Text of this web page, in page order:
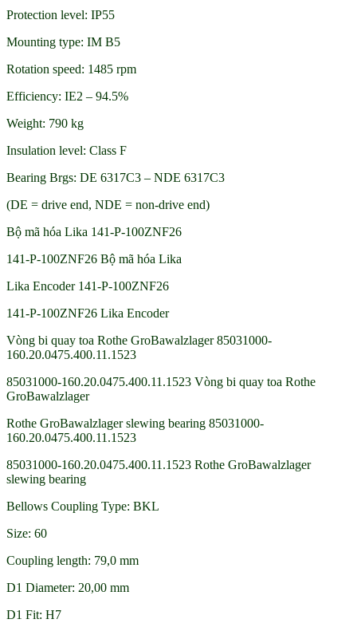
Protection level: IP55
Mounting type: IM B5
Rotation speed: 1485 rpm
Efficiency: IE2 – 94.5%
Weight: 790 kg
Insulation level: Class F
Bearing Brgs: DE 6317C3 – NDE 6317C3
(DE = drive end, NDE = non-drive end)
Bộ mã hóa Lika 141-P-100ZNF26
141-P-100ZNF26 Bộ mã hóa Lika
Lika Encoder 141-P-100ZNF26
141-P-100ZNF26 Lika Encoder
Vòng bi quay toa Rothe GroBawalzlager 85031000-
160.20.0475.400.11.1523
85031000-160.20.0475.400.11.1523 Vòng bi quay toa Rothe
GroBawalzlager
Rothe GroBawalzlager slewing bearing 85031000-
160.20.0475.400.11.1523
85031000-160.20.0475.400.11.1523 Rothe GroBawalzlager
slewing bearing
Bellows Coupling Type: BKL
Size: 60
Coupling length: 79,0 mm
D1 Diameter: 20,00 mm
D1 Fit: H7